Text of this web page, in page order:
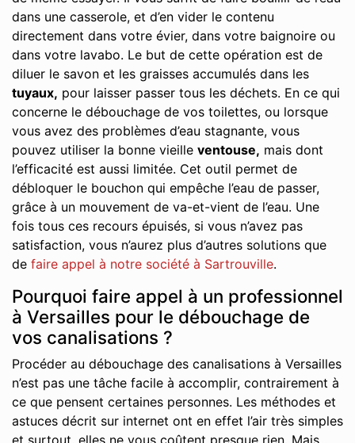
dans une casserole, et d’en vider le contenu
directement dans votre évier, dans votre baignoire ou
dans votre lavabo. Le but de cette opération est de
diluer le savon et les graisses accumulés dans les
tuyaux, pour laisser passer tous les déchets. En ce qui
concerne le débouchage de vos toilettes, ou lorsque
vous avez des problèmes d’eau stagnante, vous
pouvez utiliser la bonne vieille ventouse, mais dont
l’efficacité est aussi limitée. Cet outil permet de
débloquer le bouchon qui empêche l’eau de passer,
grâce à un mouvement de va-et-vient de l’eau. Une
fois tous ces recours épuisés, si vous n’avez pas
satisfaction, vous n’aurez plus d’autres solutions que
de faire appel à notre société à Sartrouville.
Pourquoi faire appel à un professionnel
à Versailles pour le débouchage de
vos canalisations ?
Procéder au débouchage des canalisations à Versailles
n’est pas une tâche facile à accomplir, contrairement à
ce que pensent certaines personnes. Les méthodes et
astuces décrit sur internet ont en effet l’air très simples
et surtout, elles ne vous coûtent presque rien. Mais